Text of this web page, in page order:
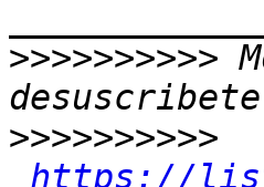
>>>>>>>>>>
>>>>>>>>>>
https://